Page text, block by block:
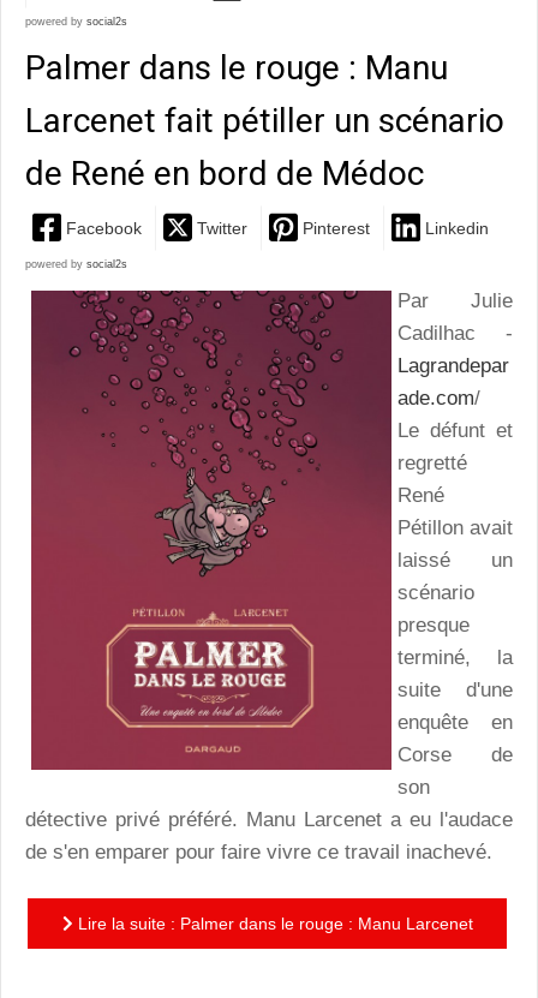
powered by social2s
Palmer dans le rouge : Manu
Larcenet fait pétiller un scénario
de René en bord de Médoc
Facebook Twitter Pinterest Linkedin
powered by social2s
Par Julie
Cadilhac -
Lagrandepar
ade.com/
Le défunt et
regretté
René
Pétillon avait
laissé un
scénario
presque
terminé, la
suite d'une
enquête en
Corse de
son
détective privé préféré. Manu Larcenet a eu l'audace
de s'en emparer pour faire vivre ce travail inachevé.
Lire la suite : Palmer dans le rouge : Manu Larcenet